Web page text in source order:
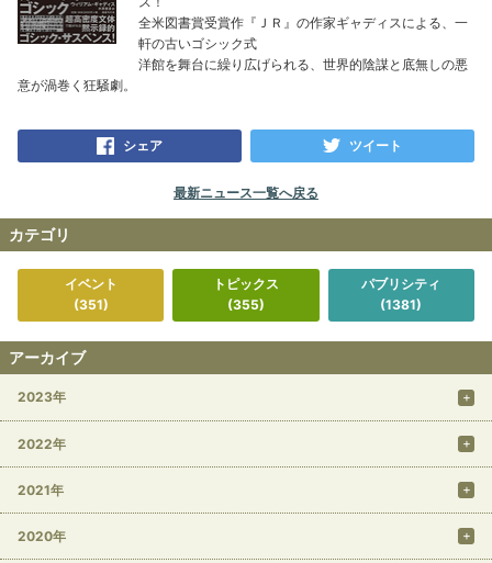
全米図書賞受賞作『ＪＲ』の作家ギャディスによる、一
軒の古いゴシック式
洋館を舞台に繰り広げられる、世界的陰謀と底無しの悪
意が渦巻く狂騒劇。
シェア ツイート
最新ニュース一覧へ戻る
カテゴリ
イベント
(351)
トピックス
(355)
パブリシティ
(1381)
アーカイブ
2023年
2022年
2021年
2020年